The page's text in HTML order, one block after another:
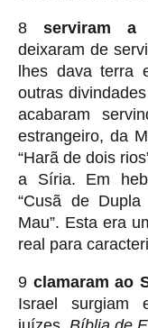
8 serviram a
deixaram de
lhes dava terra
outras
acabaram
estrangeiro, da
“Harã de dois
a Síria. Em
“Cusã de Dupla
Mau”. Esta era
real para
9 clamaram ao
Israel surgiam